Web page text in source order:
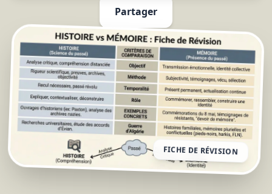
Partager
FICHE DE RÉVISION